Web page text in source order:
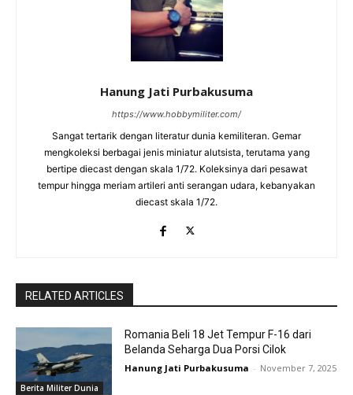
Hanung Jati Purbakusuma
https://www.hobbymiliter.com/
Sangat tertarik dengan literatur dunia kemiliteran. Gemar
mengkoleksi berbagai jenis miniatur alutsista, terutama yang
bertipe diecast dengan skala 1/72. Koleksinya dari pesawat
tempur hingga meriam artileri anti serangan udara, kebanyakan
diecast skala 1/72.
RELATED ARTICLES
Berita Militer Dunia
Romania Beli 18 Jet Tempur F-16 dari
Belanda Seharga Dua Porsi Cilok
Hanung Jati Purbakusuma - November 7, 2025